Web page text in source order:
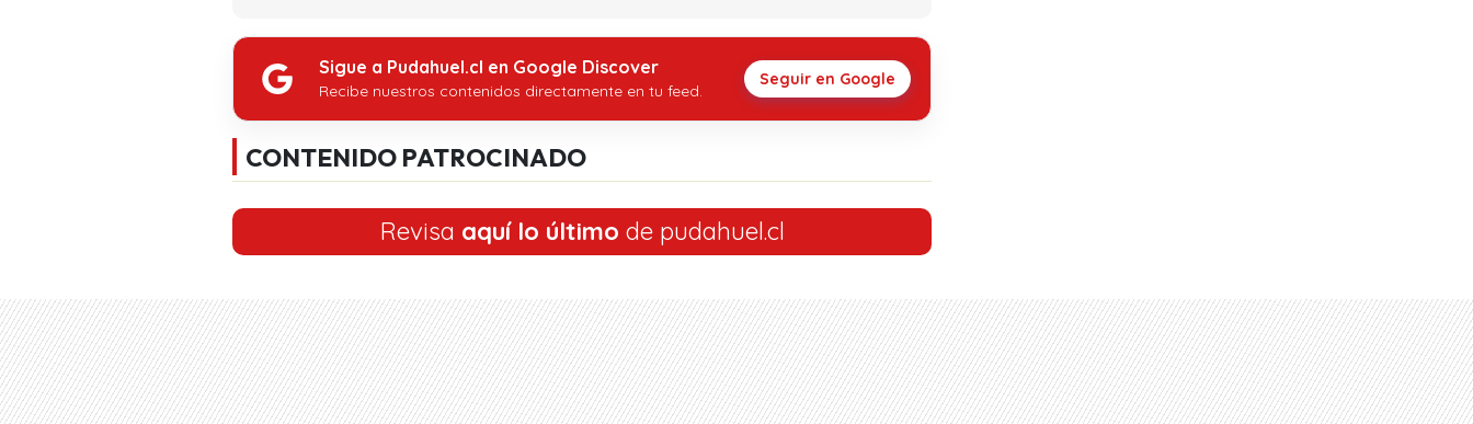
Sigue a Pudahuel.cl en Google Discover
Recibe nuestros contenidos directamente en tu feed.
Seguir en Google
CONTENIDO PATROCINADO
Revisa aquí lo último de pudahuel.cl